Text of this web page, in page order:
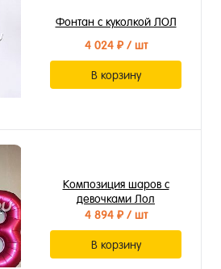
Фонтан с куколкой ЛОЛ
4 024 ₽/ шт
В корзину
Композиция шаров с
девочками Лол
4 894 ₽/ шт
В корзину